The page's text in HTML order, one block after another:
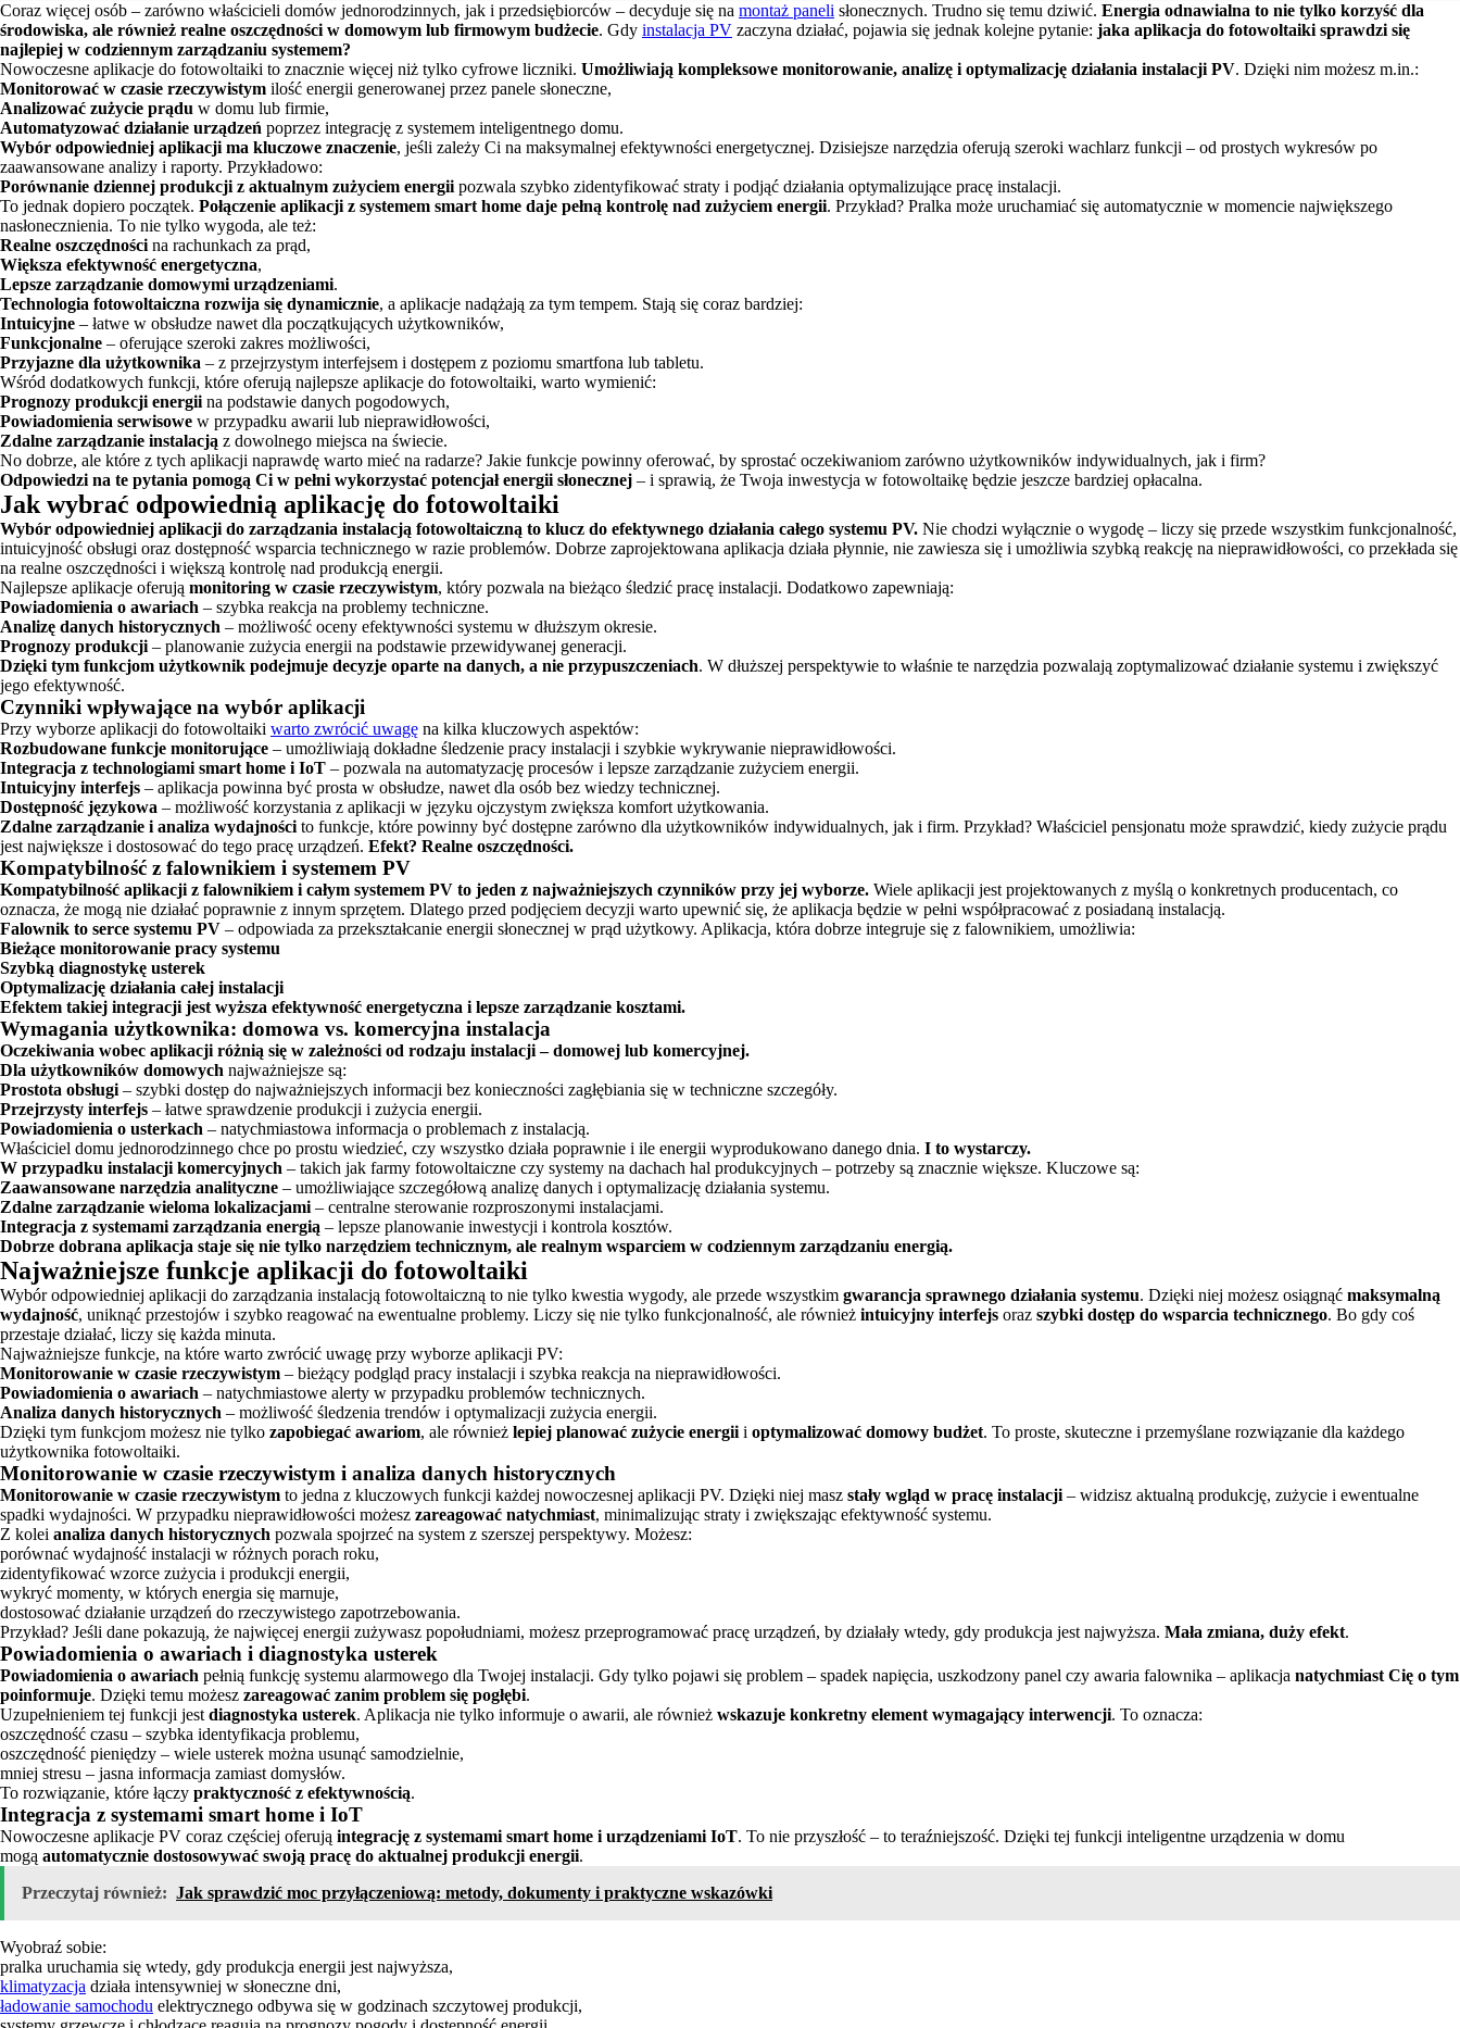
Coraz więcej osób – zarówno właścicieli domów jednorodzinnych, jak i przedsiębiorców – decyduje się na montaż paneli słonecznych. Trudno się temu dziwić. Energia odnawialna to nie tylko korzyść dla
środowiska, ale również realne oszczędności w domowym lub firmowym budżecie. Gdy instalacja PV zaczyna działać, pojawia się jednak kolejne pytanie: jaka aplikacja do fotowoltaiki sprawdzi się
najlepiej w codziennym zarządzaniu systemem?
Nowoczesne aplikacje do fotowoltaiki to znacznie więcej niż tylko cyfrowe liczniki. Umożliwiają kompleksowe monitorowanie, analizę i optymalizację działania instalacji PV. Dzięki nim możesz m.in.:
Monitorować w czasie rzeczywistym ilość energii generowanej przez panele słoneczne,
Analizować zużycie prądu w domu lub firmie,
Automatyzować działanie urządzeń poprzez integrację z systemem inteligentnego domu.
Wybór odpowiedniej aplikacji ma kluczowe znaczenie, jeśli zależy Ci na maksymalnej efektywności energetycznej. Dzisiejsze narzędzia oferują szeroki wachlarz funkcji – od prostych wykresów po
zaawansowane analizy i raporty. Przykładowo:
Porównanie dziennej produkcji z aktualnym zużyciem energii pozwala szybko zidentyfikować straty i podjąć działania optymalizujące pracę instalacji.
To jednak dopiero początek. Połączenie aplikacji z systemem smart home daje pełną kontrolę nad zużyciem energii. Przykład? Pralka może uruchamiać się automatycznie w momencie największego
nasłonecznienia. To nie tylko wygoda, ale też:
Realne oszczędności na rachunkach za prąd,
Większa efektywność energetyczna,
Lepsze zarządzanie domowymi urządzeniami.
Technologia fotowoltaiczna rozwija się dynamicznie, a aplikacje nadążają za tym tempem. Stają się coraz bardziej:
Intuicyjne – łatwe w obsłudze nawet dla początkujących użytkowników,
Funkcjonalne – oferujące szeroki zakres możliwości,
Przyjazne dla użytkownika – z przejrzystym interfejsem i dostępem z poziomu smartfona lub tabletu.
Wśród dodatkowych funkcji, które oferują najlepsze aplikacje do fotowoltaiki, warto wymienić:
Prognozy produkcji energii na podstawie danych pogodowych,
Powiadomienia serwisowe w przypadku awarii lub nieprawidłowości,
Zdalne zarządzanie instalacją z dowolnego miejsca na świecie.
No dobrze, ale które z tych aplikacji naprawdę warto mieć na radarze? Jakie funkcje powinny oferować, by sprostać oczekiwaniom zarówno użytkowników indywidualnych, jak i firm?
Odpowiedzi na te pytania pomogą Ci w pełni wykorzystać potencjał energii słonecznej – i sprawią, że Twoja inwestycja w fotowoltaikę będzie jeszcze bardziej opłacalna.
Jak wybrać odpowiednią aplikację do fotowoltaiki
Wybór odpowiedniej aplikacji do zarządzania instalacją fotowoltaiczną to klucz do efektywnego działania całego systemu PV. Nie chodzi wyłącznie o wygodę – liczy się przede wszystkim funkcjonalność,
intuicyjność obsługi oraz dostępność wsparcia technicznego w razie problemów. Dobrze zaprojektowana aplikacja działa płynnie, nie zawiesza się i umożliwia szybką reakcję na nieprawidłowości, co przekłada się
na realne oszczędności i większą kontrolę nad produkcją energii.
Najlepsze aplikacje oferują monitoring w czasie rzeczywistym, który pozwala na bieżąco śledzić pracę instalacji. Dodatkowo zapewniają:
Powiadomienia o awariach – szybka reakcja na problemy techniczne.
Analizę danych historycznych – możliwość oceny efektywności systemu w dłuższym okresie.
Prognozy produkcji – planowanie zużycia energii na podstawie przewidywanej generacji.
Dzięki tym funkcjom użytkownik podejmuje decyzje oparte na danych, a nie przypuszczeniach. W dłuższej perspektywie to właśnie te narzędzia pozwalają zoptymalizować działanie systemu i zwiększyć
jego efektywność.
Czynniki wpływające na wybór aplikacji
Przy wyborze aplikacji do fotowoltaiki warto zwrócić uwagę na kilka kluczowych aspektów:
Rozbudowane funkcje monitorujące – umożliwiają dokładne śledzenie pracy instalacji i szybkie wykrywanie nieprawidłowości.
Integracja z technologiami smart home i IoT – pozwala na automatyzację procesów i lepsze zarządzanie zużyciem energii.
Intuicyjny interfejs – aplikacja powinna być prosta w obsłudze, nawet dla osób bez wiedzy technicznej.
Dostępność językowa – możliwość korzystania z aplikacji w języku ojczystym zwiększa komfort użytkowania.
Zdalne zarządzanie i analiza wydajności to funkcje, które powinny być dostępne zarówno dla użytkowników indywidualnych, jak i firm. Przykład? Właściciel pensjonatu może sprawdzić, kiedy zużycie prądu
jest największe i dostosować do tego pracę urządzeń. Efekt? Realne oszczędności.
Kompatybilność z falownikiem i systemem PV
Kompatybilność aplikacji z falownikiem i całym systemem PV to jeden z najważniejszych czynników przy jej wyborze. Wiele aplikacji jest projektowanych z myślą o konkretnych producentach, co
oznacza, że mogą nie działać poprawnie z innym sprzętem. Dlatego przed podjęciem decyzji warto upewnić się, że aplikacja będzie w pełni współpracować z posiadaną instalacją.
Falownik to serce systemu PV – odpowiada za przekształcanie energii słonecznej w prąd użytkowy. Aplikacja, która dobrze integruje się z falownikiem, umożliwia:
Bieżące monitorowanie pracy systemu
Szybką diagnostykę usterek
Optymalizację działania całej instalacji
Efektem takiej integracji jest wyższa efektywność energetyczna i lepsze zarządzanie kosztami.
Wymagania użytkownika: domowa vs. komercyjna instalacja
Oczekiwania wobec aplikacji różnią się w zależności od rodzaju instalacji – domowej lub komercyjnej.
Dla użytkowników domowych najważniejsze są:
Prostota obsługi – szybki dostęp do najważniejszych informacji bez konieczności zagłębiania się w techniczne szczegóły.
Przejrzysty interfejs – łatwe sprawdzenie produkcji i zużycia energii.
Powiadomienia o usterkach – natychmiastowa informacja o problemach z instalacją.
Właściciel domu jednorodzinnego chce po prostu wiedzieć, czy wszystko działa poprawnie i ile energii wyprodukowano danego dnia. I to wystarczy.
W przypadku instalacji komercyjnych – takich jak farmy fotowoltaiczne czy systemy na dachach hal produkcyjnych – potrzeby są znacznie większe. Kluczowe są:
Zaawansowane narzędzia analityczne – umożliwiające szczegółową analizę danych i optymalizację działania systemu.
Zdalne zarządzanie wieloma lokalizacjami – centralne sterowanie rozproszonymi instalacjami.
Integracja z systemami zarządzania energią – lepsze planowanie inwestycji i kontrola kosztów.
Dobrze dobrana aplikacja staje się nie tylko narzędziem technicznym, ale realnym wsparciem w codziennym zarządzaniu energią.
Najważniejsze funkcje aplikacji do fotowoltaiki
Wybór odpowiedniej aplikacji do zarządzania instalacją fotowoltaiczną to nie tylko kwestia wygody, ale przede wszystkim gwarancja sprawnego działania systemu. Dzięki niej możesz osiągnąć maksymalną
wydajność, uniknąć przestojów i szybko reagować na ewentualne problemy. Liczy się nie tylko funkcjonalność, ale również intuicyjny interfejs oraz szybki dostęp do wsparcia technicznego. Bo gdy coś
przestaje działać, liczy się każda minuta.
Najważniejsze funkcje, na które warto zwrócić uwagę przy wyborze aplikacji PV:
Monitorowanie w czasie rzeczywistym – bieżący podgląd pracy instalacji i szybka reakcja na nieprawidłowości.
Powiadomienia o awariach – natychmiastowe alerty w przypadku problemów technicznych.
Analiza danych historycznych – możliwość śledzenia trendów i optymalizacji zużycia energii.
Dzięki tym funkcjom możesz nie tylko zapobiegać awariom, ale również lepiej planować zużycie energii i optymalizować domowy budżet. To proste, skuteczne i przemyślane rozwiązanie dla każdego
użytkownika fotowoltaiki.
Monitorowanie w czasie rzeczywistym i analiza danych historycznych
Monitorowanie w czasie rzeczywistym to jedna z kluczowych funkcji każdej nowoczesnej aplikacji PV. Dzięki niej masz stały wgląd w pracę instalacji – widzisz aktualną produkcję, zużycie i ewentualne
spadki wydajności. W przypadku nieprawidłowości możesz zareagować natychmiast, minimalizując straty i zwiększając efektywność systemu.
Z kolei analiza danych historycznych pozwala spojrzeć na system z szerszej perspektywy. Możesz:
porównać wydajność instalacji w różnych porach roku,
zidentyfikować wzorce zużycia i produkcji energii,
wykryć momenty, w których energia się marnuje,
dostosować działanie urządzeń do rzeczywistego zapotrzebowania.
Przykład? Jeśli dane pokazują, że najwięcej energii zużywasz popołudniami, możesz przeprogramować pracę urządzeń, by działały wtedy, gdy produkcja jest najwyższa. Mała zmiana, duży efekt.
Powiadomienia o awariach i diagnostyka usterek
Powiadomienia o awariach pełnią funkcję systemu alarmowego dla Twojej instalacji. Gdy tylko pojawi się problem – spadek napięcia, uszkodzony panel czy awaria falownika – aplikacja natychmiast Cię o tym
poinformuje. Dzięki temu możesz zareagować zanim problem się pogłębi.
Uzupełnieniem tej funkcji jest diagnostyka usterek. Aplikacja nie tylko informuje o awarii, ale również wskazuje konkretny element wymagający interwencji. To oznacza:
oszczędność czasu – szybka identyfikacja problemu,
oszczędność pieniędzy – wiele usterek można usunąć samodzielnie,
mniej stresu – jasna informacja zamiast domysłów.
To rozwiązanie, które łączy praktyczność z efektywnością.
Integracja z systemami smart home i IoT
Nowoczesne aplikacje PV coraz częściej oferują integrację z systemami smart home i urządzeniami IoT. To nie przyszłość – to teraźniejszość. Dzięki tej funkcji inteligentne urządzenia w domu
mogą automatycznie dostosowywać swoją pracę do aktualnej produkcji energii.
Przeczytaj również: Jak sprawdzić moc przyłączeniową: metody, dokumenty i praktyczne wskazówki
Wyobraź sobie:
pralka uruchamia się wtedy, gdy produkcja energii jest najwyższa,
klimatyzacja działa intensywniej w słoneczne dni,
ładowanie samochodu elektrycznego odbywa się w godzinach szczytowej produkcji,